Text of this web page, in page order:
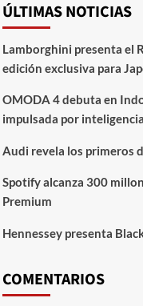
ÚLTIMAS NOTICIAS
Lamborghini presenta el
edición exclusiva para
OMODA 4 debuta en
impulsada por
Audi revela los primeros
Spotify alcanza 300
Premium
Hennessey presenta
COMENTARIOS